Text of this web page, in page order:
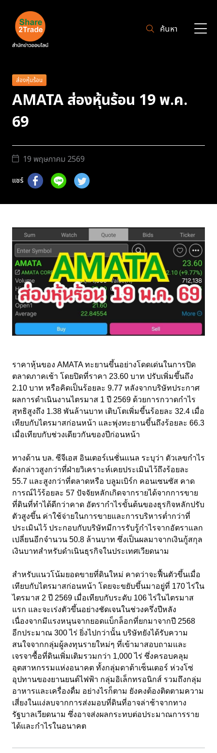
ค้นหา
ส่องหุ้นร้อน
AMATA ส่องหุ้นร้อน 19 พ.ค.
69
19 พฤษภาคม 2569
แชร์
ราคาหุ้นของ AMATA ทะยานขึ้นอย่างโดดเด่นในการปิด
ตลาดภาคเช้า โดยปิดที่ราคา 23.60 บาท ปรับเพิ่มขึ้นถึง
2.10 บาท หรือคิดเป็นร้อยละ 9.77 หลังจากบริษัทประกาศ
ผลการดำเนินงานไตรมาส 1 ปี 2569 ด้วยการกวาดกำไร
สุทธิสูงถึง 1.38 พันล้านบาท เติบโตเพิ่มขึ้นร้อยละ 32.4 เมื่อ
เทียบกับไตรมาสก่อนหน้า และพุ่งทะยานขึ้นถึงร้อยละ 66.3
เมื่อเทียบกับช่วงเดียวกันของปีก่อนหน้า
ทางด้าน บล. ซีจีเอส อินเตอร์เนชั่นแนล ระบุว่า ตัวเลขกำไร
ดังกล่าวสูงกว่าที่ฝ่ายวิเคราะห์เคยประเมินไว้ถึงร้อยละ
55.7 และสูงกว่าที่ตลาดหรือ บลูมเบิร์ก คอนเซนซัส คาด
การณ์ไว้ร้อยละ 57 ปัจจัยหลักเกิดจากรายได้จากการขาย
ที่ดินที่ทำได้ดีกว่าคาด อัตรากำไรขั้นต้นของธุรกิจหลักปรับ
ตัวสูงขึ้น ค่าใช้จ่ายในการขายและการบริหารต่ำกว่าที่
ประเมินไว้ ประกอบกับบริษัทมีการรับรู้กำไรจากอัตราแลก
เปลี่ยนอีกจำนวน 50.8 ล้านบาท ซึ่งเป็นผลมาจากเงินกู้สกุล
เงินบาทสำหรับดำเนินธุรกิจในประเทศเวียดนาม
สำหรับแนวโน้มยอดขายที่ดินใหม่ คาดว่าจะฟื้นตัวขึ้นเมื่อ
เทียบกับไตรมาสก่อนหน้า โดยจะขยับขึ้นมาอยู่ที่ 170 ไร่ใน
ไตรมาส 2 ปี 2569 เมื่อเทียบกับระดับ 106 ไร่ในไตรมาส
แรก และจะเร่งตัวขึ้นอย่างชัดเจนในช่วงครึ่งปีหลัง
เนื่องจากมีแรงหนุนจากยอดแบ็กล็อกที่ยกมาจากปี 2568
อีกประมาณ 300 ไร่ ยิ่งไปกว่านั้น บริษัทยังได้รับความ
สนใจจากกลุ่มผู้ลงทุนรายใหม่ๆ ที่เข้ามาสอบถามและ
เจรจาซื้อที่ดินเพิ่มเติมรวมกว่า 1,000 ไร่ ซึ่งครอบคลุม
อุตสาหกรรมแห่งอนาคต ทั้งกลุ่มดาต้าเซ็นเตอร์ ห่วงโซ่
อุปทานของยานยนต์ไฟฟ้า กลุ่มอิเล็กทรอนิกส์ รวมถึงกลุ่ม
อาหารและเครื่องดื่ม อย่างไรก็ตาม ยังคงต้องติดตามความ
เสี่ยงในแง่ลบจากการส่งมอบที่ดินที่อาจล่าช้าจากทาง
รัฐบาลเวียดนาม ซึ่งอาจส่งผลกระทบต่อประมาณการราย
ได้และกำไรในอนาคต